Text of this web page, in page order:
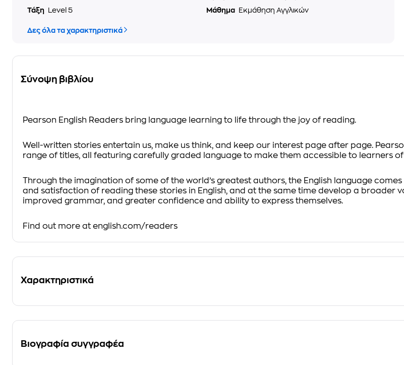
Τάξη
Level 5 Μάθημα Εκμάθηση Αγγλικών
Δες όλα τα χαρακτηριστικά
Σύνοψη βιβλίου
Pearson English Readers bring language learning to life through the joy of reading.
Well-written stories entertain us, make us think, and keep our interest page after page.
range of titles, all featuring carefully graded language to make them accessible to learners
Through the imagination of some of the world’s greatest authors, the English language
and satisfaction of reading these stories in English, and at the same time develop a broader
improved grammar, and greater confidence and ability to express themselves.
Find out more at english.com/readers
Χαρακτηριστικά
Βιογραφία συγγραφέα